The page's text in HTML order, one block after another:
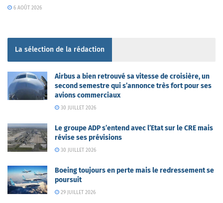
6 AOÛT 2026
La sélection de la rédaction
Airbus a bien retrouvé sa vitesse de croisière, un
second semestre qui s’annonce très fort pour ses
avions commerciaux
30 JUILLET 2026
Le groupe ADP s’entend avec l’Etat sur le CRE mais
révise ses prévisions
30 JUILLET 2026
Boeing toujours en perte mais le redressement se
poursuit
29 JUILLET 2026